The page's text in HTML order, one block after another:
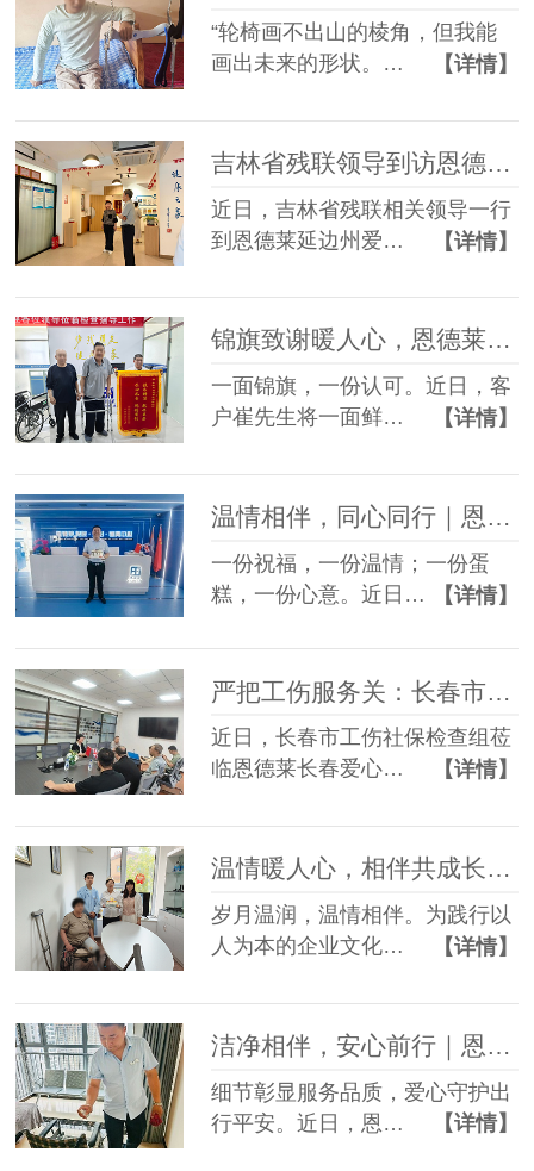
“轮椅画不出山的棱角，但我能
画出未来的形状。…
【详情】
吉林省残联领导到访恩德莱延边州爱心店调研指导工作
近日，吉林省残联相关领导一行
到恩德莱延边州爱…
【详情】
锦旗致谢暖人心，恩德莱匠心助客户康复前行
一面锦旗，一份认可。近日，客
户崔先生将一面鲜…
【详情】
温情相伴，同心同行｜恩德莱暖心员工生日会，定格美好时光
一份祝福，一份温情；一份蛋
糕，一份心意。近日…
【详情】
严把工伤服务关：长春市社保检查组赴恩德莱爱心店督导档案工作
近日，长春市工伤社保检查组莅
临恩德莱长春爱心…
【详情】
温情暖人心，相伴共成长——恩德莱邢台爱心店举办员工生日会
岁月温润，温情相伴。为践行以
人为本的企业文化…
【详情】
洁净相伴，安心前行｜恩德莱邯郸爱心店常态化开展轮椅养护服务
细节彰显服务品质，爱心守护出
行平安。近日，恩…
【详情】